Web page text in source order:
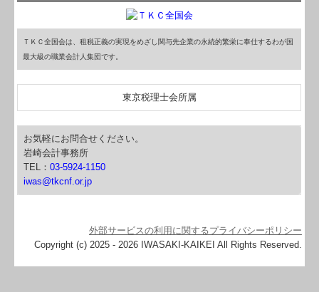
ＴＫＣ全国会は、租税正義の実現をめざし関与先企業の永続的繁栄に奉仕するわが国
最大級の職業会計人集団です。
東京税理士会所属
お気軽にお問合せください。
岩崎会計事務所
TEL：03-5924-1150
iwas@tkcnf.or.jp
外部サービスの利用に関するプライバシーポリシー
Copyright (c) 2025 - 2026 IWASAKI-KAIKEI All Rights Reserved.